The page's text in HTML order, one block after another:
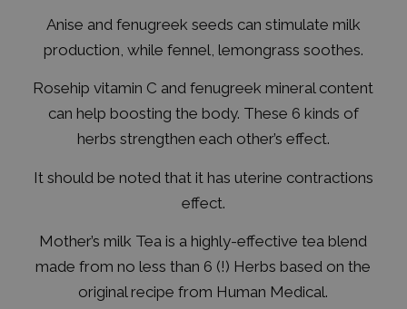
Anise and fenugreek seeds can stimulate milk
production, while fennel, lemongrass soothes.
Rosehip vitamin C and fenugreek mineral content
can help boosting the body. These 6 kinds of
herbs strengthen each other’s effect.
It should be noted that it has uterine contractions
effect.
Mother’s milk Tea is a highly-effective tea blend
made from no less than 6 (!) Herbs based on the
original recipe from Human Medical.